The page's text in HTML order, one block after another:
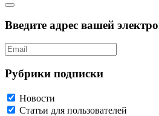
Введите адрес вашей
Рубрики подписки
Новости
Статьи для пользователей